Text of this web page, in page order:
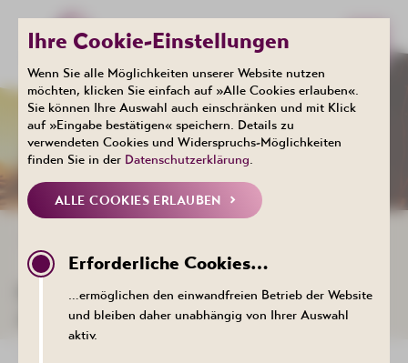
Events
KALENDER
DER TERMIN KONNTE NICHT
AUFGERUFEN WERDEN.
Ihre Cookie-Einstellungen
Wenn Sie alle Möglichkeiten unserer Website nutzen
möchten, klicken Sie einfach auf »Alle Cookies erlauben«.
Sie können Ihre Auswahl auch einschränken und mit Klick
auf »Eingabe bestätigen« speichern. Details zu
verwendeten Cookies und Widerspruchs-Möglichkeiten
finden Sie in der Datenschutzerklärung
ALLE COOKIES ERLAUBEN
Erforderliche Cookies…
…ermöglichen den einwandfreien Betrieb der Website
und bleiben daher unabhängig von Ihrer Auswahl
aktiv.